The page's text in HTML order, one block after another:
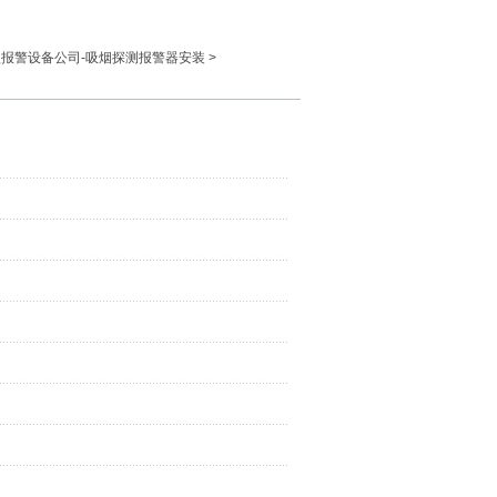
警设备公司-吸烟探测报警器安装 >